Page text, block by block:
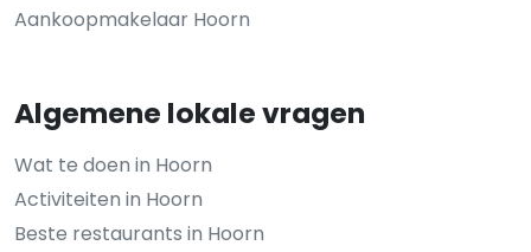
Aankoopmakelaar Hoorn
Algemene lokale vragen
Wat te doen in Hoorn
Activiteiten in Hoorn
Beste restaurants in Hoorn